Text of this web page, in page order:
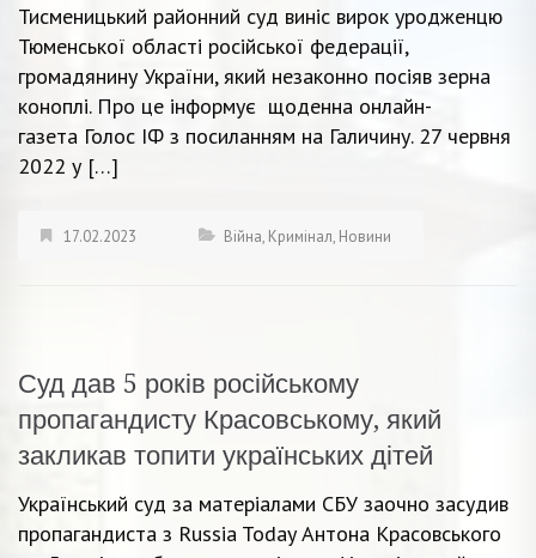
Тисменицький районний суд виніс вирок уродженцю
Тюменської області російської федерації,
громадянину України, який незаконно посіяв зерна
коноплі. Про це інформує щоденна онлайн-
газета Голос ІФ з посиланням на Галичину. 27 червня
2022 у […]
17.02.2023 Війна, Кримінал, Новини
Суд дав 5 років російському
пропагандисту Красовському, який
закликав топити українських дітей
Український суд за матеріалами СБУ заочно засудив
пропагандиста з Russia Today Антона Красовського